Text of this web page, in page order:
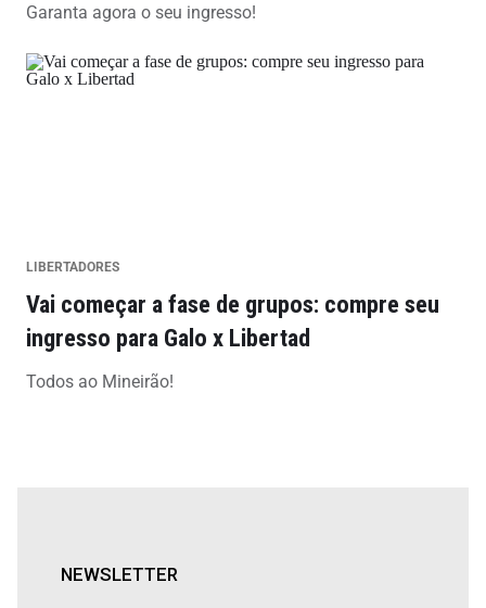
Garanta agora o seu ingresso!
LIBERTADORES
Vai começar a fase de grupos: compre seu
ingresso para Galo x Libertad
Todos ao Mineirão!
NEWSLETTER